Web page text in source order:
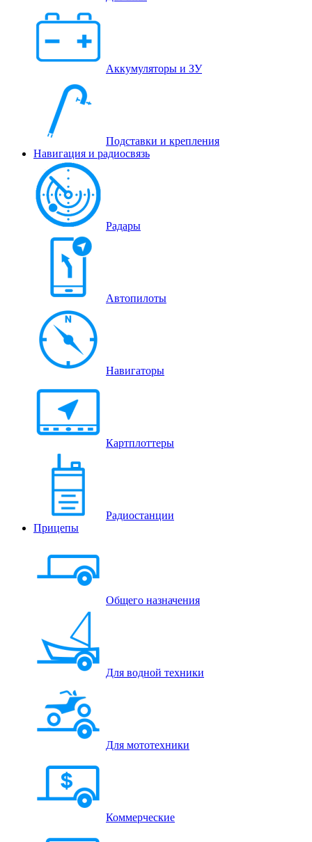
Аккумуляторы и ЗУ
Подставки и крепления
Навигация и радиосвязь
Радары
Автопилоты
Навигаторы
Картплоттеры
Радиостанции
Прицепы
Общего назначения
Для водной техники
Для мототехники
Коммерческие